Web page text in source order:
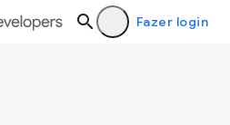
Fazer login